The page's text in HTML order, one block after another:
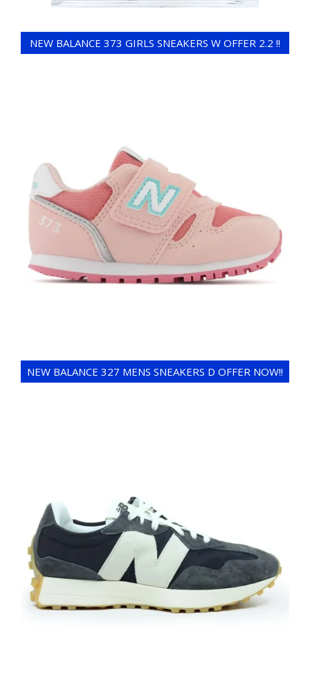
NEW BALANCE 373 GIRLS SNEAKERS W OFFER 2.2 !!
NEW BALANCE 327 MENS SNEAKERS D OFFER NOW!!